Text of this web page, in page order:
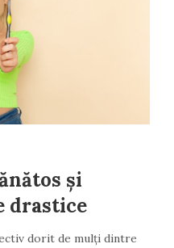
și
drastice
dorit de mulți dintre